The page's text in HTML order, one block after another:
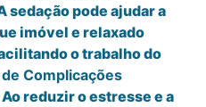
sedação pode ajudar a
imóvel e relaxado
o trabalho do
Complicações
Ao reduzir o estresse e a